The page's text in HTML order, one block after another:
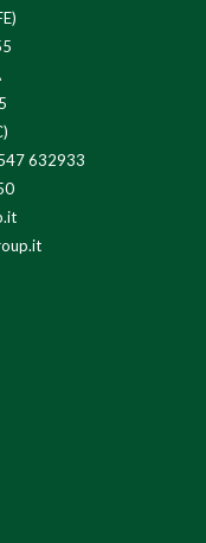
632933